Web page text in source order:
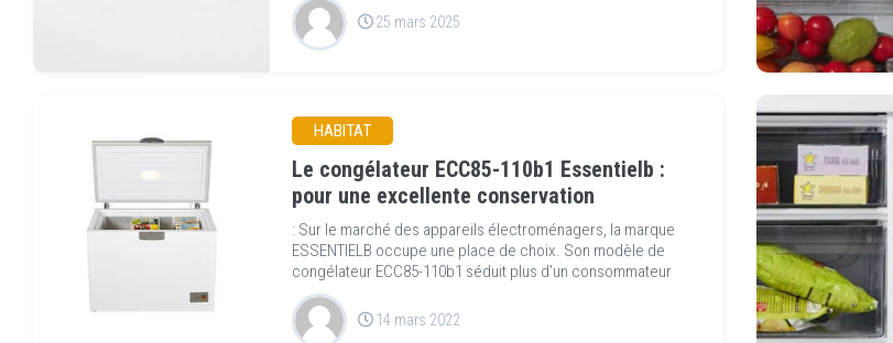
25 mars 2025
HABITAT
Le congélateur ECC85-110b1 Essentielb :
pour une excellente conservation
: Sur le marché des appareils électroménagers, la marque
ESSENTIELB occupe une place de choix. Son modèle de
congélateur ECC85-110b1 séduit plus d’un consommateur
14 mars 2022